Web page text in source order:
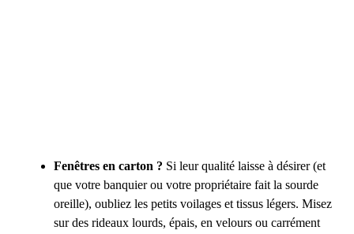
Fenêtres en carton ? Si leur qualité laisse à désirer (et
que votre banquier ou votre propriétaire fait la sourde
oreille), oubliez les petits voilages et tissus légers. Misez
sur des rideaux lourds, épais, en velours ou carrément